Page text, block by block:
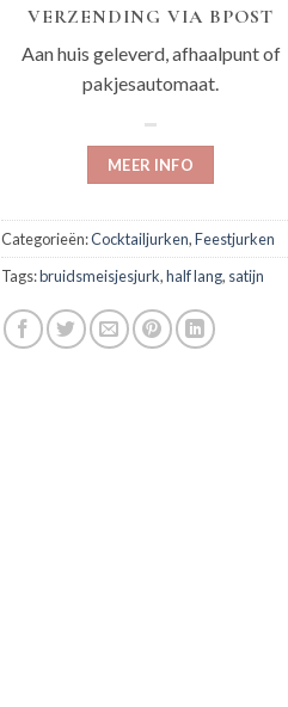
VERZENDING VIA BPOST
Aan huis geleverd, afhaalpunt of
pakjesautomaat.
MEER INFO
Categorieën:Cocktailjurken,Feestjurken
Tags:bruidsmeisjesjurk,half lang, satijn